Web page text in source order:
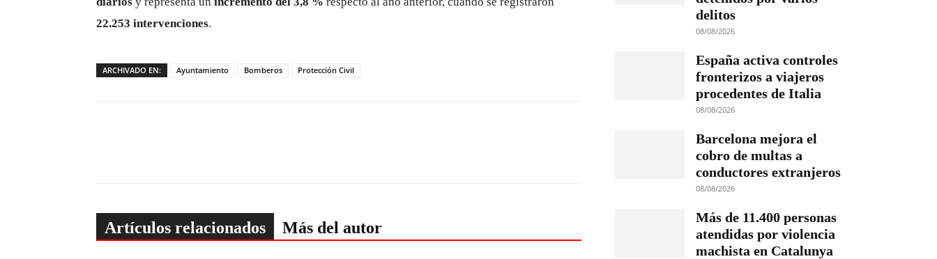
22.253 intervenciones.
ARCHIVADO EN: Ayuntamiento Bomberos Protección Civil
Artículos relacionados Más del autor
delitos
08/08/2026
España activa controles
fronterizos a viajeros
procedentes de Italia
08/08/2026
Barcelona mejora el
cobro de multas a
conductores extranjeros
08/08/2026
Más de 11.400 personas
atendidas por violencia
machista en Catalunya